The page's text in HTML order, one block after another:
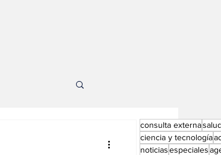
consulta externa
ciencia y tecnología
noticiasespeciales